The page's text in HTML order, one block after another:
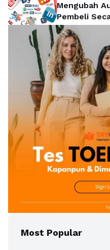
Mengubah
Pembeli
Most Popular